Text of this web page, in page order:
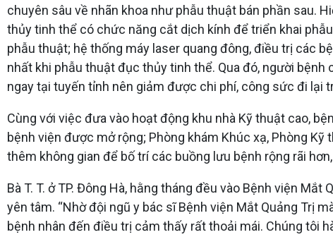
chuyên sâu về nhãn khoa như phẫu thuật bán phần sau.
thủy tinh thể có chức năng cắt dịch kính để triển khai
phẫu thuật; hệ thống máy laser quang đông, điều trị các
nhất khi phẫu thuật đục thủy tinh thể. Qua đó, người
ngay tại tuyến tỉnh nên giảm được chi phí, công sức đi lại
Cùng với việc đưa vào hoạt động khu nhà Kỹ thuật cao,
bệnh viện được mở rộng; Phòng khám Khúc xạ, Phòng
thêm không gian để bố trí các buồng lưu bệnh rộng rãi
Bà T. T. ở TP. Đông Hà, hằng tháng đều vào Bệnh viện
yên tâm. “Nhờ đội ngũ y bác sĩ Bệnh viện Mắt Quảng Trị
bệnh nhân đến điều trị cảm thấy rất thoải mái. Chúng tôi